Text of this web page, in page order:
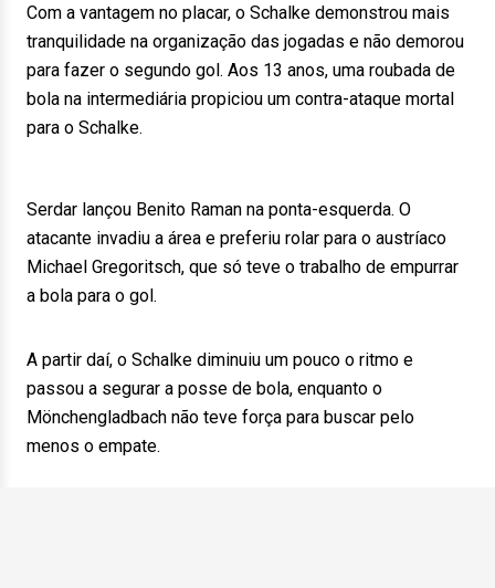
Com a vantagem no placar, o Schalke demonstrou mais
tranquilidade na organização das jogadas e não demorou
para fazer o segundo gol. Aos 13 anos, uma roubada de
bola na intermediária propiciou um contra-ataque mortal
para o Schalke.
Serdar lançou Benito Raman na ponta-esquerda. O
atacante invadiu a área e preferiu rolar para o austríaco
Michael Gregoritsch, que só teve o trabalho de empurrar
a bola para o gol.
A partir daí, o Schalke diminuiu um pouco o ritmo e
passou a segurar a posse de bola, enquanto o
Mönchengladbach não teve força para buscar pelo
menos o empate.